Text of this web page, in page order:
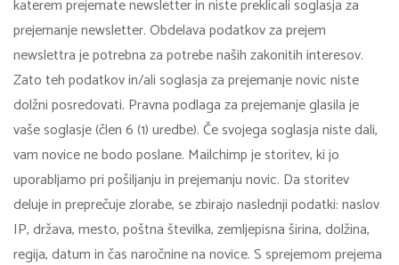
katerem prejemate newsletter in niste preklicali soglasja za
prejemanje newsletter. Obdelava podatkov za prejem
newslettra je potrebna za potrebe naših zakonitih interesov.
Zato teh podatkov in/ali soglasja za prejemanje novic niste
dolžni posredovati. Pravna podlaga za prejemanje glasila je
vaše soglasje (člen 6 (1) uredbe). Če svojega soglasja niste dali,
vam novice ne bodo poslane. Mailchimp je storitev, ki jo
uporabljamo pri pošiljanju in prejemanju novic. Da storitev
deluje in preprečuje zlorabe, se zbirajo naslednji podatki: naslov
IP, država, mesto, poštna številka, zemljepisna širina, dolžina,
regija, datum in čas naročnine na novice. S sprejemom prejema